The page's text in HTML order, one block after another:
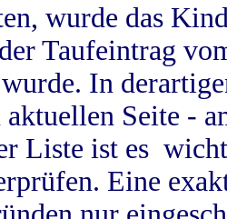
wurde das
Taufeintrag
In
Seite -
Liste ist es
Eine